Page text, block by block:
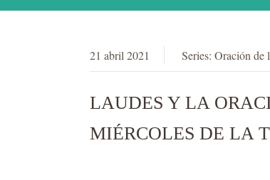
21 abril 2021 Series: Oración de
LAUDES Y LA
MIÉRCOLES DE LA